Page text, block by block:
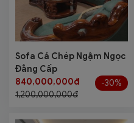
Sofa Cá Chép Ngậm Ngọc
Đẳng Cấp
840,000,000đ
1,200,000,000đ
-30%